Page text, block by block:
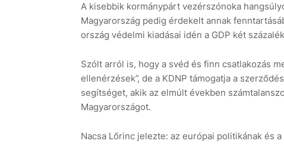
A kisebbik kormánypárt vezérszónoka
Magyarország pedig érdekelt annak
ország védelmi kiadásai idén a GDP két
Szólt arról is, hogy a svéd és finn csatlakozás
ellenérzések”, de a KDNP támogatja a
segítséget, akik az elmúlt években
Magyarországot.
Nacsa Lőrinc jelezte: az európai politikának és